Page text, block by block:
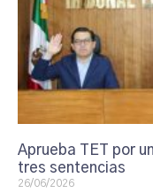
Aprueba TET por
tres sentencias
26/06/2026